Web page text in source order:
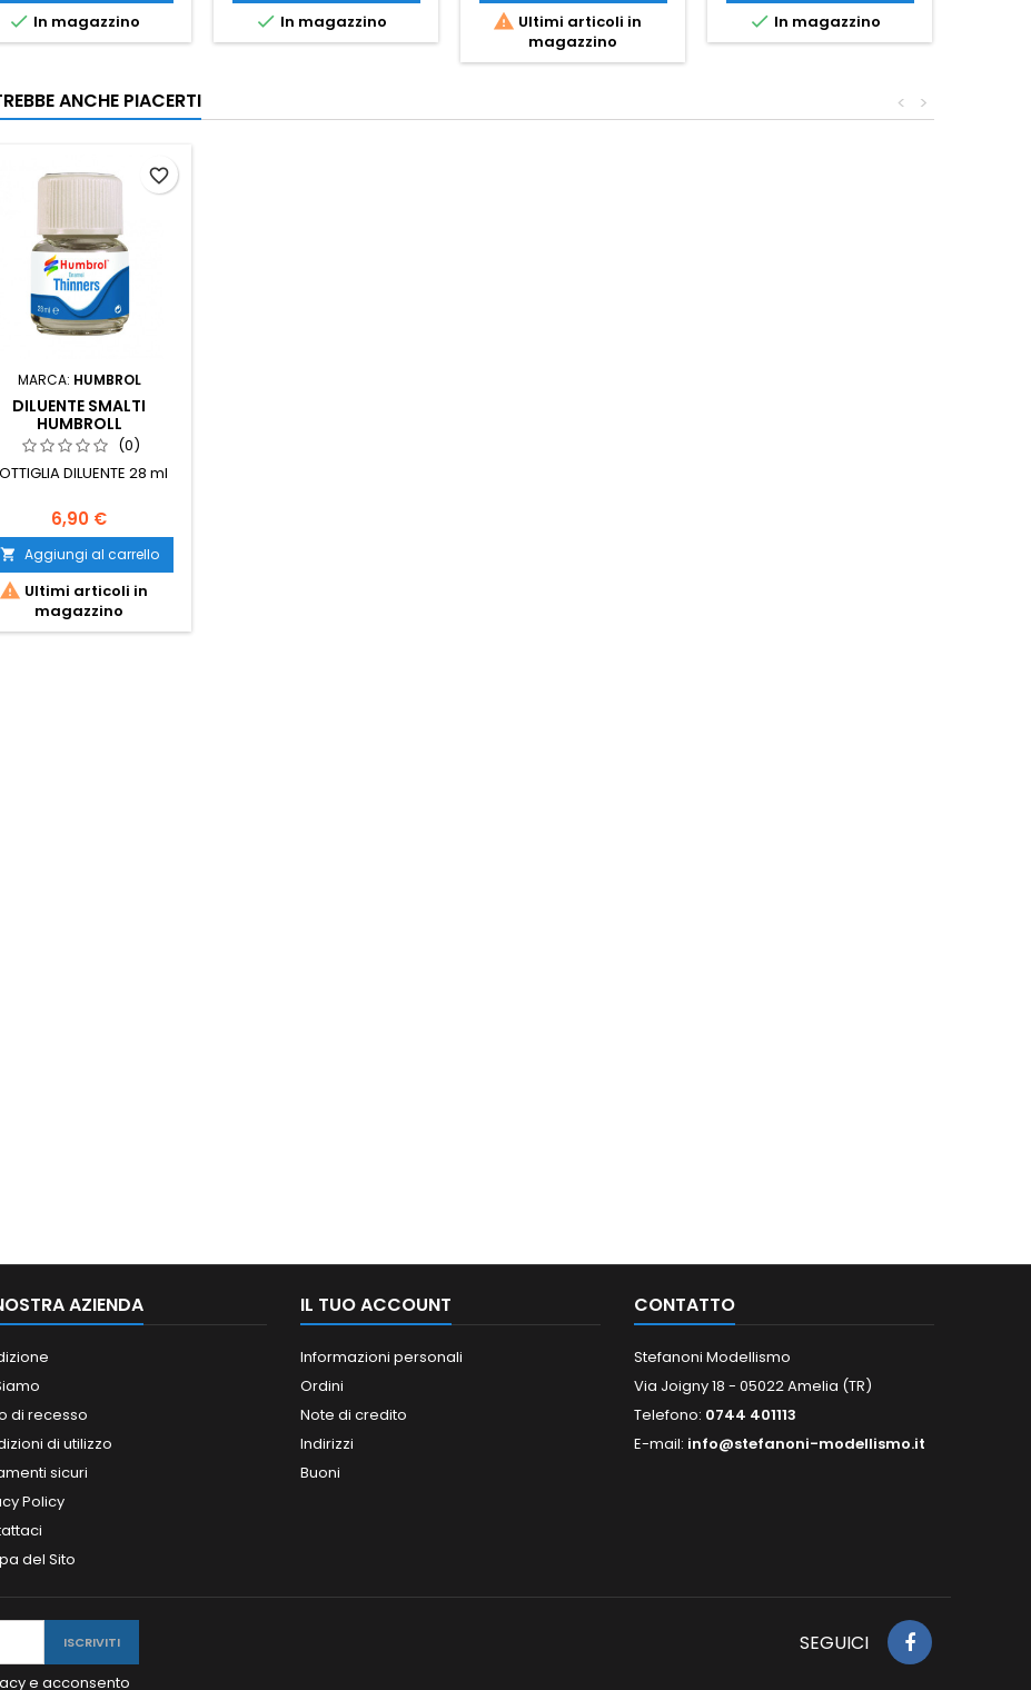
 In magazzino  In magazzino  Ultimi articoli in
magazzino
 In magazzino
ANCHE PIACERTI >
<
MARCA: HUMBROL
DILUENTE SMALTI
HUMBROLL
(0)
DILUENTE 28 ml
6,90 €
 Aggiungi al carrello
 Ultimi articoli in
magazzino
favorite_border
AZIENDA
di recesso
di utilizzo
sicuri
Policy
del Sito
IL TUO ACCOUNT
Informazioni personali
Ordini
Note di credito
Indirizzi
Buoni
CONTATTO
Stefanoni Modellismo
Via Joigny 18 - 05022 Amelia (TR)
Telefono: 0744 401113
E-mail: info@stefanoni-modellismo.it
e acconsento
SEGUICI